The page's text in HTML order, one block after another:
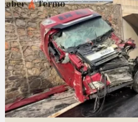
Beyşehir'de Feci
Baba Oğlun
Kaybetti
Nihilist Penguen
Modern İnsanın
Yürüyüşü Başladı
Kayseri'de Yürek
Sonrası Fenalaşan
Verildi
Bolu'da Acı
Erencan Konum
Bulundu